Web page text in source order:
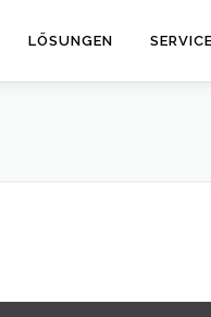
LÖSUNGEN SERVICE